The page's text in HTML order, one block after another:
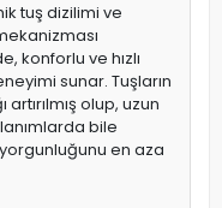
tuş dizilimi ve
konforlu ve hızlı
sunar. Tuşların
artırılmış olup, uzun
bile
en aza